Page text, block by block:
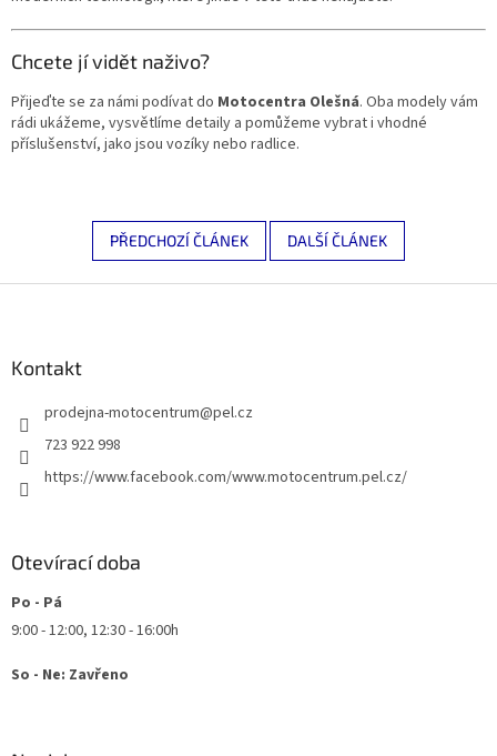
Chcete jí vidět naživo?
Přijeďte se za námi podívat do Motocentra Olešná. Oba modely vám
rádi ukážeme, vysvětlíme detaily a pomůžeme vybrat i vhodné
příslušenství, jako jsou vozíky nebo radlice.
PŘEDCHOZÍ ČLÁNEK DALŠÍ ČLÁNEK
Kontakt
prodejna-motocentrum@pel.cz
723 922 998
https://www.facebook.com/www.motocentrum.pel.cz/
Otevírací doba
Po - Pá
9:00 - 12:00, 12:30 - 16:00h
So - Ne: Zavřeno